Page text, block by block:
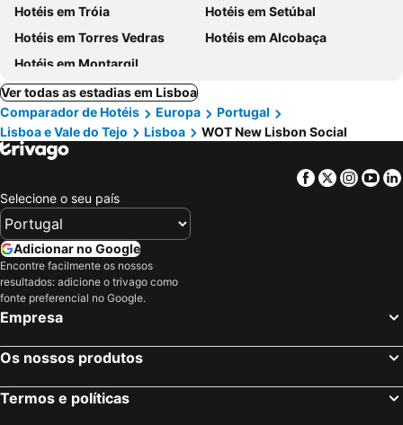
Hotéis em Tróia
Hotéis em Setúbal
Hotéis em Torres Vedras
Hotéis em Alcobaça
Hotéis em Montargil
Ver todas as estadias em Lisboa
Comparador de Hotéis
Europa
Portugal
Lisboa e Vale do Tejo
Lisboa WOT New Lisbon Social
Facebook
Twitter
Selecione o seu país
Adicionar no Google
Encontre facilmente os nossos
resultados: adicione o trivago como
fonte preferencial no Google.
Empresa
Os nossos produtos
Termos e políticas